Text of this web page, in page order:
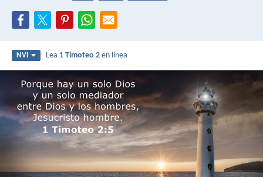
NVI Lea 1 Timoteo 2 en línea